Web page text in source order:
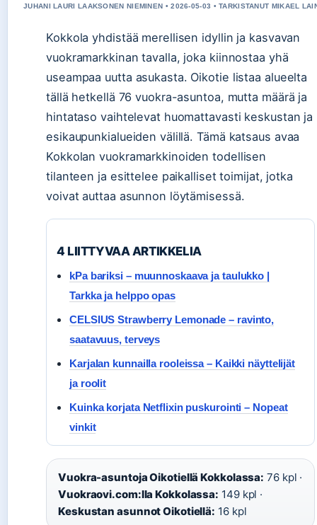
JUHANI LAURI LAAKSONEN NIEMINEN • 2026-05-03 • TARKISTANUT MIKAEL
Kokkola yhdistää merellisen idyllin ja kasvavan
vuokramarkkinan tavalla, joka kiinnostaa yhä
useampaa uutta asukasta. Oikotie listaa alueelta
tällä hetkellä 76 vuokra-asuntoa, mutta määrä ja
hintataso vaihtelevat huomattavasti keskustan ja
esikaupunkialueiden välillä. Tämä katsaus avaa
Kokkolan vuokramarkkinoiden todellisen
tilanteen ja esittelee paikalliset toimijat, jotka
voivat auttaa asunnon löytämisessä.
4 LIITTYVAA ARTIKKELIA
kPa bariksi – muunnoskaava ja taulukko |
Tarkka ja helppo opas
CELSIUS Strawberry Lemonade – ravinto,
saatavuus, terveys
Karjalan kunnailla rooleissa – Kaikki näyttelijät
ja roolit
Kuinka korjata Netflixin puskurointi – Nopeat
vinkit
Vuokra-asuntoja Oikotiellä Kokkolassa: 76 kpl ·
Vuokraovi.com:lla Kokkolassa: 149 kpl ·
Keskustan asunnot Oikotiellä: 16 kpl